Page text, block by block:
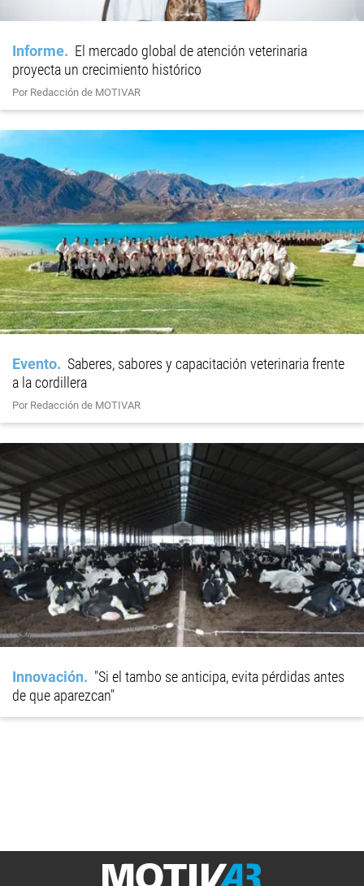
Informe
El mercado global de atención veterinaria
proyecta un crecimiento histórico
Por Redacción de MOTIVAR
Evento
Saberes, sabores y capacitación veterinaria frente
a la cordillera
Por Redacción de MOTIVAR
Innovación
"Si el tambo se anticipa, evita pérdidas antes
de que aparezcan"